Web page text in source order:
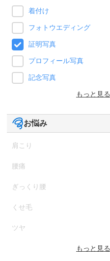
着付け
フォトウエディング
証明写真
プロフィール写真
記念写真
もっと見る
お悩み
肩こり
腰痛
ぎっくり腰
くせ毛
ツヤ
もっと見る